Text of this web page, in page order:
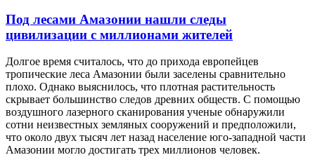
Под лесами Амазонии нашли следы
цивилизации с миллионами жителей
Долгое время считалось, что до прихода европейцев
тропические леса Амазонии были заселены сравнительно
плохо. Однако выяснилось, что плотная растительность
скрывает большинство следов древних обществ. С помощью
воздушного лазерного сканирования ученые обнаружили
сотни неизвестных земляных сооружений и предположили,
что около двух тысяч лет назад население юго-западной части
Амазонии могло достигать трех миллионов человек.